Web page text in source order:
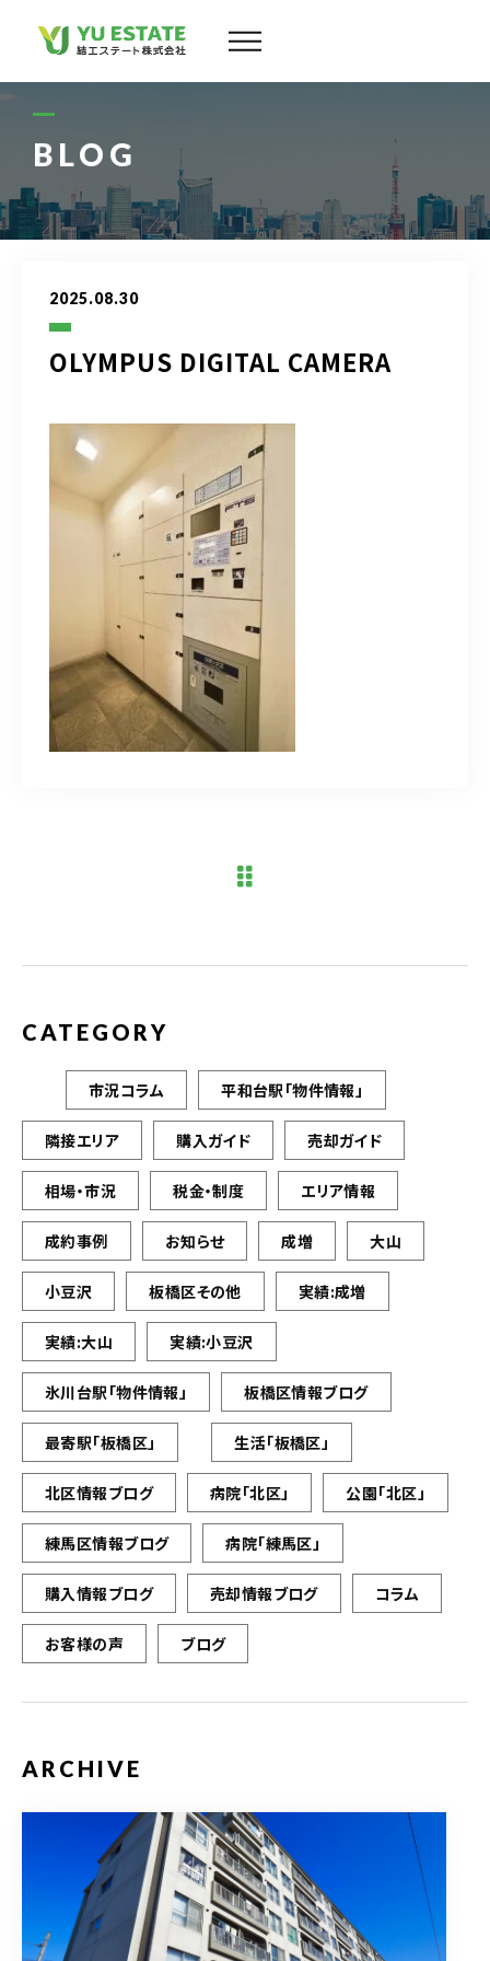
BLOG
2025.08.30
OLYMPUS DIGITAL CAMERA
CATEGORY
市況コラム 平和台駅「物件情報」
隣接エリア 購入ガイド 売却ガイド
相場・市況 税金・制度 エリア情報
成約事例 お知らせ 成増 大山
小豆沢 板橋区その他 実績:成増
実績:大山 実績:小豆沢
氷川台駅「物件情報」 板橋区情報ブログ
最寄駅「板橋区」 生活「板橋区」
北区情報ブログ 病院「北区」 公園「北区」
練馬区情報ブログ 病院「練馬区」
購入情報ブログ 売却情報ブログ コラム
お客様の声 ブログ
ARCHIVE
物件情報
お客様の声
よくある質問
ブログ
アクセス
03-6909-2648
営業時間 10：00～19：00（定休日 水曜日）